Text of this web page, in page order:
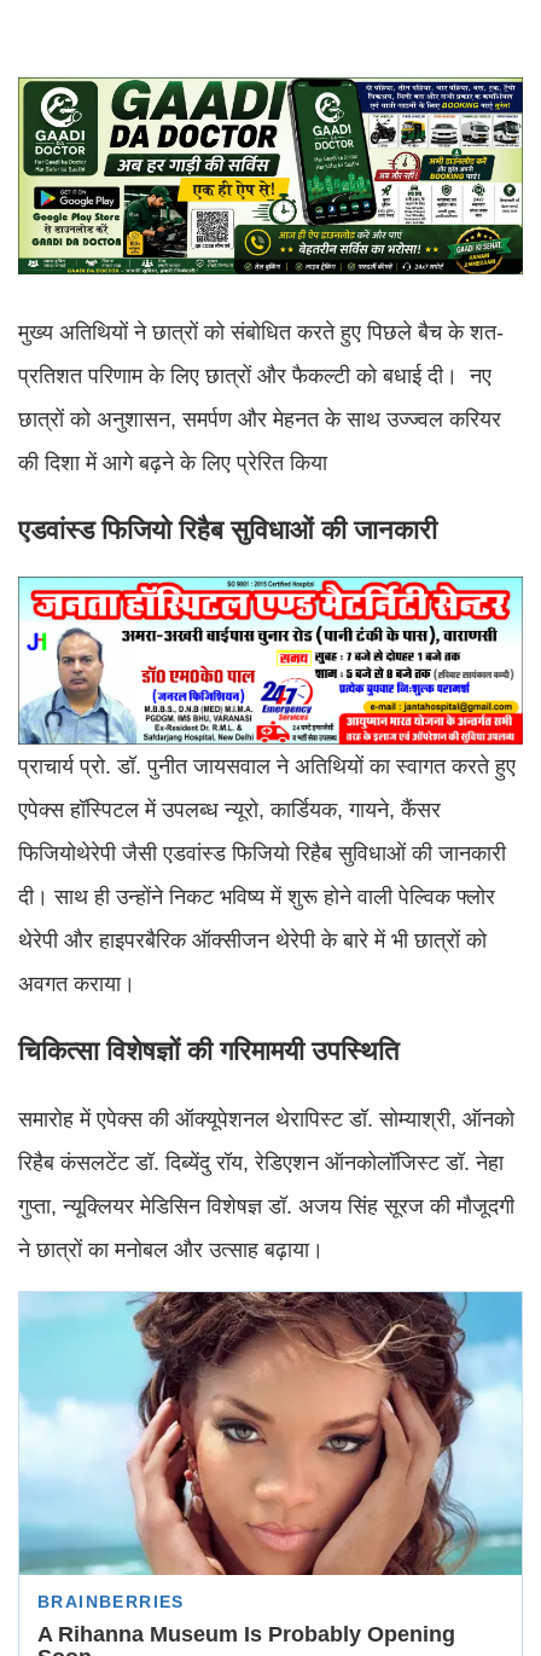
मुख्य अतिथियों ने छात्रों को संबोधित करते हुए पिछले बैच के शत-
प्रतिशत परिणाम के लिए छात्रों और फैकल्टी को बधाई दी। नए
छात्रों को अनुशासन, समर्पण और मेहनत के साथ उज्ज्वल करियर
की दिशा में आगे बढ़ने के लिए प्रेरित किया
एडवांस्ड फिजियो रिहैब सुविधाओं की जानकारी
प्राचार्य प्रो. डॉ. पुनीत जायसवाल ने अतिथियों का स्वागत करते हुए
एपेक्स हॉस्पिटल में उपलब्ध न्यूरो, कार्डियक, गायने, कैंसर
फिजियोथेरेपी जैसी एडवांस्ड फिजियो रिहैब सुविधाओं की जानकारी
दी। साथ ही उन्होंने निकट भविष्य में शुरू होने वाली पेल्विक फ्लोर
थेरेपी और हाइपरबैरिक ऑक्सीजन थेरेपी के बारे में भी छात्रों को
अवगत कराया।
चिकित्सा विशेषज्ञों की गरिमामयी उपस्थिति
समारोह में एपेक्स की ऑक्यूपेशनल थेरापिस्ट डॉ. सोम्याश्री, ऑनको
रिहैब कंसलटेंट डॉ. दिब्येंदु रॉय, रेडिएशन ऑनकोलॉजिस्ट डॉ. नेहा
गुप्ता, न्यूक्लियर मेडिसिन विशेषज्ञ डॉ. अजय सिंह सूरज की मौजूदगी
ने छात्रों का मनोबल और उत्साह बढ़ाया।